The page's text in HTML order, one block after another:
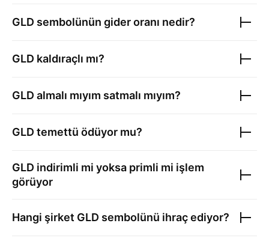
GLD sembolünün gider oranı nedir?
GLD kaldıraçlı mı?
GLD almalı mıyım satmalı mıyım?
GLD temettü ödüyor mu?
GLD indirimli mi yoksa primli mi işlem
görüyor
Hangi şirket GLD sembolünü ihraç ediyor?